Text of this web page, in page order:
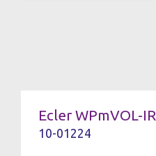
Ecler WPmVOL-IR
10-01224